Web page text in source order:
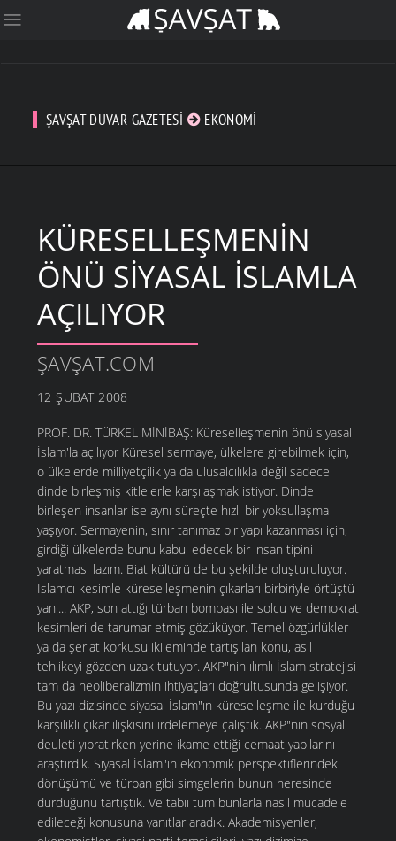
ŞAVŞAT DUVAR GAZETESI EKONOMI
KÜRESELLEŞMENIN
ÖNÜ SIYASAL İSLAMLA
AÇILIYOR
ŞAVŞAT.COM
12 ŞUBAT 2008
PROF. DR. TÜRKEL MİNİBAŞ: Küreselleşmenin önü siyasal İslam'la açılıyor Küresel sermaye, ülkelere girebilmek için, o ülkelerde milliyetçilik ya da ulusalcılıkla değil sadece dinde birleşmiş kitlelerle karşılaşmak istiyor. Dinde birleşen insanlar ise aynı süreçte hızlı bir yoksullaşma yaşıyor. Sermayenin, sınır tanımaz bir yapı kazanması için, girdiği ülkelerde bunu kabul edecek bir insan tipini yaratması lazım. Biat kültürü de bu şekilde oluşturuluyor. İslamcı kesimle küreselleşmenin çıkarları birbiriyle örtüştü yani... AKP, son attığı türban bombası ile solcu ve demokrat kesimleri de tarumar etmiş gözüküyor. Temel özgürlükler ya da şeriat korkusu ikileminde tartışılan konu, asıl tehlikeyi gözden uzak tutuyor. AKP"nin ılımlı İslam stratejisi tam da neoliberalizmin ihtiyaçları doğrultusunda gelişiyor. Bu yazı dizisinde siyasal İslam"ın küreselleşme ile kurduğu karşılıklı çıkar ilişkisini irdelemeye çalıştık. AKP"nin sosyal deuleti yıpratırken yerine ikame ettiği cemaat yapılarını araştırdık. Siyasal İslam"ın ekonomik perspektiflerindeki dönüşümü ve türban gibi simgelerin bunun neresinde durduğunu tartıştık. Ve tabii tüm bunlarla nasıl mücadele edileceği konusuna yanıtlar aradık. Akademisyenler, ekonomistler, siyasi parti temsilcileri, yazı dizimize katkılarını sundular. Diziye ilişkin 3 bin vuruşluk görüşlerinizi barisince82@yahoo.com adresine gönderebilirseniz elimizden geldiğince yayımlamaya çalışacağız. »İslami kökenden gelen bir partinin ülkeyi küresel sermayeye eklemlendirme süreci yaşanıyor. Geçmişte Refah Partisi (RP) zamanında veya Erbakan zamanında farklıydı. Milli kalkınma modeli gibi daha "milli" vurgular yapılırdı. Şimdi küresel finans piyasalarına tam bir uyum süreci yaşanıyor. Bu süreci nasıl değerlendiriyorsunuz? İslam kendisini evrensel bir din olarak tanımladığı için dayatmacı bir niteliğinin olmaması gerekir. Ne var ki global süreçte baktığımız zaman görüyoruz ki İslam birdenbire dayatmacı bir kimlik kazanmaya başladı. Çünkü küreselleşmenin kendisi zaten dayatmalar üzerine dayanan bir sistem. Yani kapitalist sistemin krize girmesiyle birlikte krizin çıkış nedeninin de kârların artış hızındaki düşmeden kaynaklanması ve kapitalizmin kendine bu krizden çıkış yolu olarak da sermayeye sınır tanımaz bir yapı kazandırması, ulus-devlet modeline göre örgütlenmiş bir yapıda önemli bir değişimi de beraberinde getiriyor. Bu dönüşüm sadece ülke kaynaklarının küreselleşmiş sermayeye açılması yoluyla sınırlı değil, beraberinde toplumun da bunu uyum gösterecek, hazmedecek, tepki göstermeyecek bir şekilde biçimlendirmesini getiriyor. Bu değişim bir anda ortaya çıkan bir şey değil. Ancak bu süreçlerin hiçbirinde toplum rıza gösteren toplum konumunda değildi. Küreselleşme ile birlikle sadece Türkiye toplumu için değil dinin kullanıldığı bütün toplumlarda bu rıza gösterme sürecinin çok hızlı oluştuğunu görüyoruz. Çünkü kapitalizmin kriz dönemlerinin tarihine baktığımızda kriz dönemlerinde sistem iki akımı kullanıyor: Biri milliyetçilik biri din. Toplum böylelikle kontrol altına alıyor. Kontrol altına alan kim? Küreselleşmenin bir dayatması var ülkelere. Diyor ki, siz bu kaynakları açacaksınız yoksa aç kalacaksınız. Ben sizi kaynak aktarımında yatırımlarınızın finanse edilmesinde desteklemeyeceğim. İslam da topluma eğer kendisinin beş farzını dayatıyorsa bunlar olmazsa siz Müslüman değilsiniz diyorsa o zaman dayatmacı bir kimliğe bürünmüş demektir. Küreselleştirme sınır tanımaz bir yapı kazanmak için bu sefer dini çok açık olarak kullanıyor. Çünkü ülkelere girebilmek için, ülkelerdeki milliyetçilik ya da ulusalcılık her nasıl tanımlanıyorsa bunların karşılığında sadece dinde birleşmiş kitlelerle karşılaşmak istiyor. O zaman dinde birleşen insanlar aynı süreçte hızlı yoksullaşma yaşandığı için ülkelerin yoksullukla yaşamaya öğretilmesi projeleri altında bir süreç başlıyor. Yani sadakalar, fak-fuk-fonlar veya benzerleri yoluyla topluma yoksullukla yaşatmayı öğretme projeleri başlıyor. Yani sadaka sistemi... Zaten İslam"ın bu yoksullukla yaşamak üzerine kendi projeleri olduğu içindir ki sadaka sistemi bunun en somut sistemidir. Küreselleşmenin de Dünya Bankası projelerine baktığımız zaman yoksul bölgelerin kendi bildiklerini biraz daha geliştirerek örneğin halıcılık, arıcılık, balıkçılık gibi projelere kaynak aktararak o bölgedeki insanların kendi bölgelerinde kalarak kendi kendilerini idame ettirilmesi üzerine kuruldu. Bu süreç siyasal İslam"ın önünü nasıl açtı? Orada dış dinamiklere bakmamız gerektiğini düşünüyorum. Türkiye"nin dış dinamikler açısından bence iki tane zıplama tahtası var. Bunlardan bir tanesi 1970, özellikle 12 mart sonrası süreç, ikincisi de 12 Eylül süreci tamamen. Buna sadece askeri darbeler üzerinden bakılmaması gerektiğine inanıyorum. 12 Mart süreci tamamen ABD odaklı. Türkiye"de sol muhalefetin yükselmesi, 1961 Anayasası"yla beraber geç kazanılmış özgürlüklerle toplumun yeni yeni bilinçlenmeye başlamış, örgütlenmeye başlamış bir toplumda, dünyadaki farklı kutuplaşmalar yani bir Sovyet kutuplaşmasına doğru kaymaya yönelik endişelerin ortaya çıkardığı, Sovyetler"e karşı yeşil kuşakla ABD"nin devreye girdiği bir süreç. Onun için 1970"ler önemlidir dışarıdan desteklenmesi açısından. Zaten türban tartışmalarının da bu süreçte başladığını göreceksiniz. Şule Yüksel örneğiyle başlayan ve toplu namazlar, işte sol kesime saldırılar, "Kanlı Pazar"... Bunların hepsi İslam"ın nasıl siyasallaştığını gösteren ama aynı zamanda yoksul halk kitleleri tarafından da İslam"la sosyalizm arasında tercih yapmaya zorlayan süreçler. Sosyalizmin yeni yeni biçimlenmeye başladığı için toplumun yeterince algılaya-maması, sosyalizmin bir dinsizlik üzerine kurulması ama buna karşılık İslam"ın yoksullardan yana bir projeymiş gibi gösterilmesi çok önemli bir geçiş noktasını oluşturuyor. Bu kafa karışıklığı zaten 12 Eylül"de toplum tarafından bir yanıyla da sessiz bir rıza gösterme operasyonuna dönüşmesine neden olacaktı. İslam"ın topluma bir alternatif olarak sunulması, 12 Eylül rejiminin bunu bizzat yapmış olması da çok etkili. Yeşil kuşak projesi? Tabii burada yeşil kuşak projesi de tamamen devreye giriyor. Dış dinamikle ortaya çıkan iki zıplama, glo-balizmin gerekleriyle de zaten örtüşüyor. Yani sermayeye sınır tanımaz bir yapı kazandırmak için girdiği ülkelerde bunu kabul edecek bir insan tipini yaratması lazım. Bunu "Genişletilmiş Ortadoğu Projesi (GOP) ile daha da net gördük zaten. İslamcı kesimle küreselleşmenin çıkarları birbiriyle örtüştü yani. Emekçiler gericiliğe karşı mücadelenin bir unsuru haline gelemedi uzun bir süredir. Yani şöyle bir ayrım ortaya çıktı: Gericiliğe karşı olanlar toplumda orta üst gelir grubuymuş gibi. Yoksul kesim, tamamen o kesim muhafazakâr ya da gerici kesimin eline bırakılmış gibi. Yoksulların, emekçilerin gericilikle mücadele etmesi nasıl mümkün yani hem sosyal hak taleplerini hem ilerici talepleri bir araya getirebilecek bir unsur yaratılabilir mi? Kitap gibi soru oldu... Baştan söyledikleriniz çok önemli... Ben 12 Mart ve 12 Eylül tarihlerini çok bilinçli verdim altını çize çize. Çünkü yoksul kesimlerin muhafazakâr kesimlerin eline bırakılması solun asla bir zaafı değildir bunu çok iyi bilmek lazım. Çünkü sol, cumhuriyet döneminin bütün süreçleri boyunca yoksul kesimler üzerinden örgütlenmeye kalktı. Tabii ki aydın kesimler her toplumda sosyalizm diyecektir sol üzerine daha eğilimli olacaktır, okuyacaktır. Siz yoksul kesimlerin okuma yazmanın yaygınlaşmasının bile 1980 sonrasında olduğu bir ülkede yaşıyorsanız ancak denilenlere inanan bir toplumla baş haşasınız demektir. Onun için ben 12 Mart"la başlattım çünkü 61 Anayasası"nın yaratmış olduğu bir yayın özgürlüğü vardı, sendikalaşma özgürlüğü vardı, grev özgürlüğü vardı. Toplum örgütlenme ve muhalefet etme özgürlüğünü 1961 yılında kazandı. On yıl sonra yani o gün doğan çocuk 10 yaşında, o gün 18 yaşında olan 28 yaşında. Bu çok önemli bir şey ancak toplumla yüz yüze gelip ifade edilebilecek bir şey. Ve siz bunu anında yakalıyorsunuz. Böyle bir muhalefetin olması için bir bıçak kesmesiyle bunu ortadan kaldırıyorsunuz ve bunun için de toplum önünde en etkileyici şeyi yapıyorsunuz. Gençleri asıyorsunuz ve gençlere işkence ediyorsunuz. Bir ülkede en önemli şey insanların evlatlarını kaybetmesidir. Ve insanlar kendi çocuklarını yitirmemek adına zaten susmayı, konuşmamayı, muhalefet etmemeyi tercih ettiler. Çünkü bu arada hep birileri darbe yiyordu. Ama sol, yeni yeni yoksul kesimlerde örgüdenmeye başlamıştı. Kaldı ki işçi sınıfının oluşması da yeni yeni başlamıştı Türkiye"de. Böyle bir süreç için solun zaafı dememiz mümkün değil, aksine, iktidarlar sol zaafa düşmeden bu işe el koydular. Yoksul kesimler, evetMarx"in söylediği gibi "kaybedecek bir şeyiniz yok zincirlerinizden gayrı" ancak insanların canı var kaybedecek. Bugün, bayrakların açılması veya işte Allahüekber denilmesine bu boyutta bakmak lazım. Bu simgeleri kullandı insanlar kendisine dokunulmaması için. AKP sizce muhafazakâr demokrat bir parti mi yoksa siyasal İslamcı bir parti mi? AKP hiç de muhafazakâr demokrat bir parti değil. »Peki bu ayrımı nasıl koyuyorsunuz orada da bir tartışma var? Bir kere muhafazakârlık tabii ki dini kapsar. Herkesin de bir inancı vardır o ayrı bir şey. Ama din eğer bir siyasal yönetim biçimi haline gelmişse, din eğer yaşamın bütün alanlarını belirleyen bir ilişkiler haline dönüşmüşse, yani nerede çalışacağınız kaçta dükkanınızı açacağınız, hangi ürünleri satacağınız -dikkat edin daha etek boyunuzdan söz etmedim- ama çok ciddi söylediğim şeyler. Üretimle ilgili alanlarda bile söz sahibi bir hale gelmişse o zaman burada demokrasiden söz edemeyiz. Bunu bir baskı unsuru olarak kullanıyorsa ki bu noktada bu baskıyı illa ki şiddet yoluyla uygulaması gerekmez. Bu bazen bugünlerin moda deyimiyle "mahalle baskısı" veyahut yandaki komşunuzun baskısı, sizden alışveriş etmemesi, size selam vermemesi, "bizler sizler" ayrımını getirmesiyle olmaya başlamışsa ve dahası ülkenin yöneticileri bu kavramı kullanmaya başlamışsa burada demokrasiden söz ed